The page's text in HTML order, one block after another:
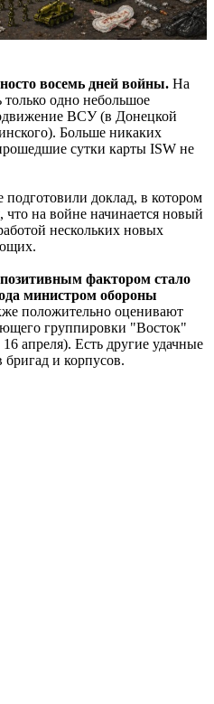
восемь дней войны. На
только одно небольшое
ВСУ (в Донецкой
Больше никаких
сутки карты ISW не
подготовили доклад, в котором
на войне начинается новый
нескольких новых
фактором стало
министром обороны
положительно оценивают
группировки "Восток"
апреля). Есть другие удачные
бригад и корпусов.